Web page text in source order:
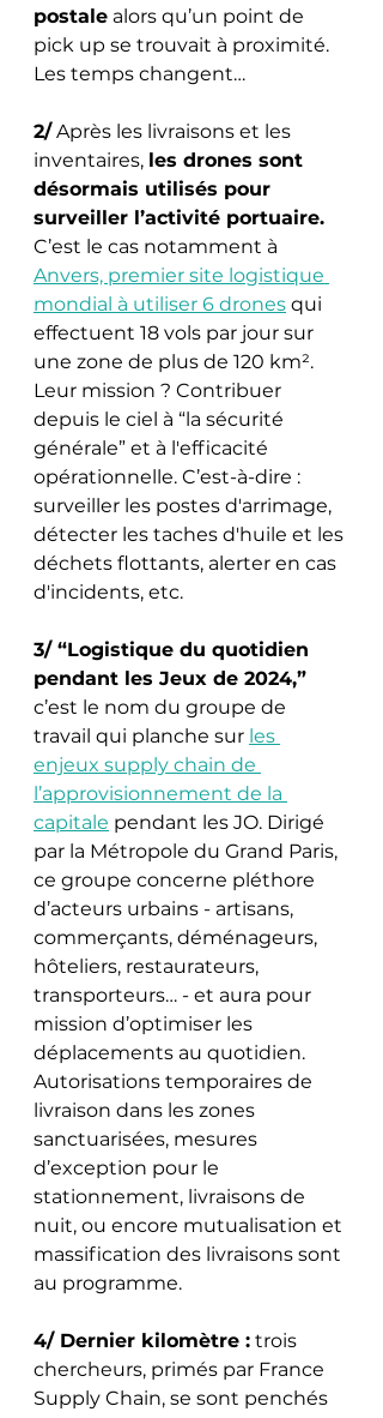
postale alors qu’un point de
pick up se trouvait à proximité.
Les temps changent…
2/ Après les livraisons et les
inventaires, les drones sont
désormais utilisés pour
surveiller l’activité portuaire.
C’est le cas notamment à
Anvers, premier site logistique
mondial à utiliser 6 drones qui
effectuent 18 vols par jour sur
une zone de plus de 120 km².
Leur mission ? Contribuer
depuis le ciel à “la sécurité
générale” et à l'efficacité
opérationnelle. C’est-à-dire :
surveiller les postes d'arrimage,
détecter les taches d'huile et les
déchets flottants, alerter en cas
d'incidents, etc.
3/ “Logistique du quotidien
pendant les Jeux de 2024,”
c’est le nom du groupe de
travail qui planche sur les
enjeux supply chain de
l’approvisionnement de la
capitale pendant les JO. Dirigé
par la Métropole du Grand Paris,
ce groupe concerne pléthore
d’acteurs urbains - artisans,
commerçants, déménageurs,
hôteliers, restaurateurs,
transporteurs… - et aura pour
mission d’optimiser les
déplacements au quotidien.
Autorisations temporaires de
livraison dans les zones
sanctuarisées, mesures
d’exception pour le
stationnement, livraisons de
nuit, ou encore mutualisation et
massification des livraisons sont
au programme.
4/ Dernier kilomètre : trois
chercheurs, primés par France
Supply Chain, se sont penchés